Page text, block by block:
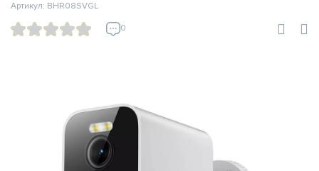
0
Артикул: BHR08SVGL